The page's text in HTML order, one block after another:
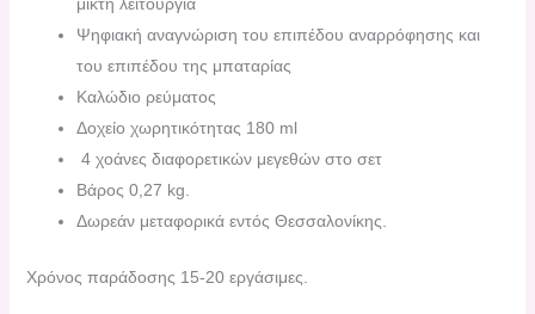
Ψηφιακή αναγνώριση του επιπέδου αναρρόφησης και
του επιπέδου της μπαταρίας
Καλώδιο ρεύματος
Δοχείο χωρητικότητας 180 ml
4 χοάνες διαφορετικών μεγεθών στο σετ
Βάρος 0,27 kg.
Δωρεάν μεταφορικά εντός Θεσσαλονίκης.
Χρόνος παράδοσης 15-20 εργάσιμες.